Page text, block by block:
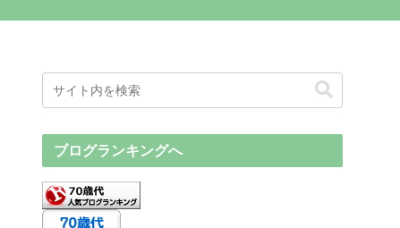
ブログランキングへ